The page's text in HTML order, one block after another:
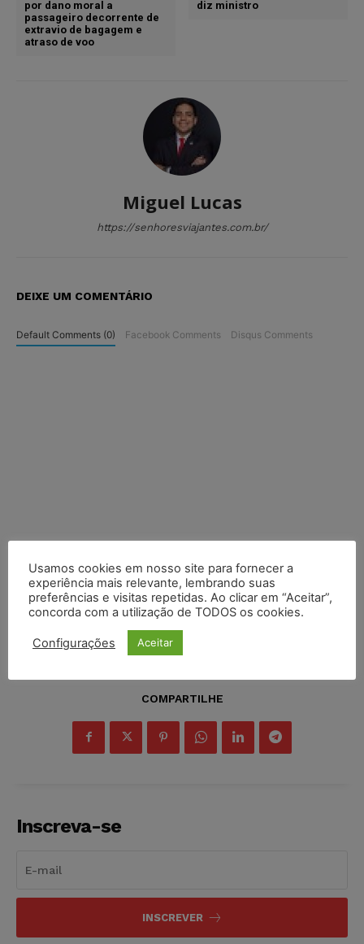
por dano moral a
passageiro decorrente de
extravio de bagagem e
atraso de voo
diz ministro
Miguel Lucas
https://senhoresviajantes.com.br/
DEIXE UM COMENTÁRIO
Default Comments (0) Facebook Comments Disqus Comments
COMPARTILHE
Inscreva-se
INSCREVER
Usamos cookies em nosso site para fornecer a
experiência mais relevante, lembrando suas
preferências e visitas repetidas. Ao clicar em “Aceitar”,
concorda com a utilização de TODOS os cookies.
Configurações Aceitar